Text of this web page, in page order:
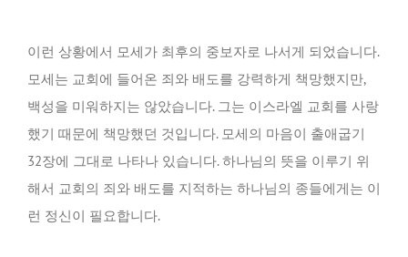
이런 상황에서 모세가 최후의 중보자로 나서게 되었습니다.
모세는 교회에 들어온 죄와 배도를 강력하게 책망했지만,
백성을 미워하지는 않았습니다. 그는 이스라엘 교회를 사랑
했기 때문에 책망했던 것입니다. 모세의 마음이 출애굽기
32장에 그대로 나타나 있습니다. 하나님의 뜻을 이루기 위
해서 교회의 죄와 배도를 지적하는 하나님의 종들에게는 이
런 정신이 필요합니다.